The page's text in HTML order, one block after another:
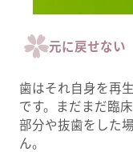
元に戻せない
歯はそれ自身を再
です。まだまだ臨
部分や抜歯をした
ん。